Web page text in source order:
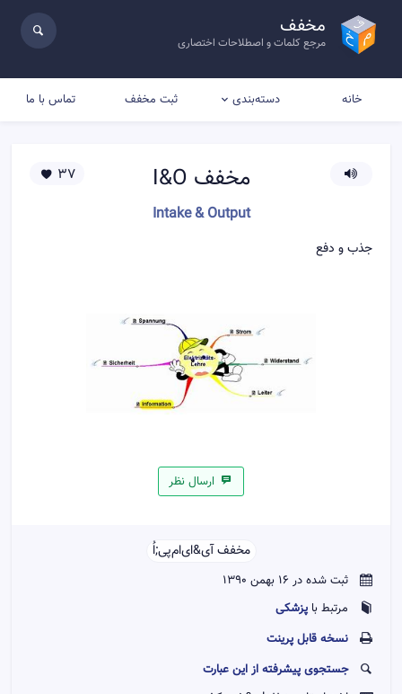
مخفف
مرجع کلمات و اصطلاحات اختصاری
خانه دسته‌بندی ثبت مخفف تماس با ما
مخفف I&O
Intake & Output
37
جذب و دفع
ارسال نظر
مخفف آی‌&‌ای‌ام‌پی‌;‌اُ‌‌
ثبت شده در 16 بهمن 1390
مرتبط باپزشکی
نسخه قابل پرينت
جستجوی پیشرفته از این عبارت